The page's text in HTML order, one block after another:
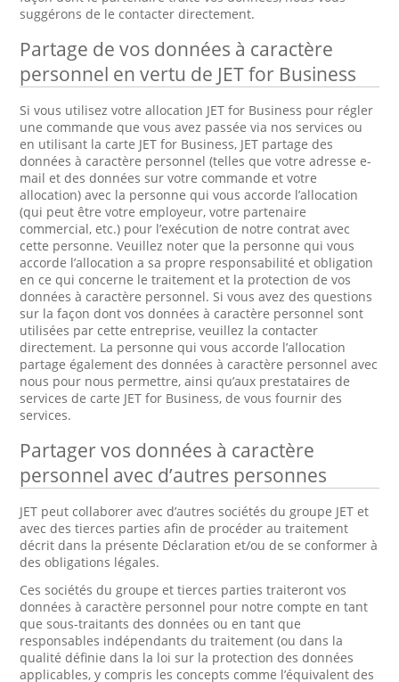
suggérons de le contacter directement.
Partage de vos données à caractère
personnel en vertu de JET for Business
Si vous utilisez votre allocation JET for Business pour régler
une commande que vous avez passée via nos services ou
en utilisant la carte JET for Business, JET partage des
données à caractère personnel (telles que votre adresse e-
mail et des données sur votre commande et votre
allocation) avec la personne qui vous accorde l’allocation
(qui peut être votre employeur, votre partenaire
commercial, etc.) pour l’exécution de notre contrat avec
cette personne. Veuillez noter que la personne qui vous
accorde l’allocation a sa propre responsabilité et obligation
en ce qui concerne le traitement et la protection de vos
données à caractère personnel. Si vous avez des questions
sur la façon dont vos données à caractère personnel sont
utilisées par cette entreprise, veuillez la contacter
directement. La personne qui vous accorde l’allocation
partage également des données à caractère personnel avec
nous pour nous permettre, ainsi qu’aux prestataires de
services de carte JET for Business, de vous fournir des
services.
Partager vos données à caractère
personnel avec d’autres personnes
JET peut collaborer avec d’autres sociétés du groupe JET et
avec des tierces parties afin de procéder au traitement
décrit dans la présente Déclaration et/ou de se conformer à
des obligations légales.
Ces sociétés du groupe et tierces parties traiteront vos
données à caractère personnel pour notre compte en tant
que sous-traitants des données ou en tant que
responsables indépendants du traitement (ou dans la
qualité définie dans la loi sur la protection des données
applicables, y compris les concepts comme l’équivalent des